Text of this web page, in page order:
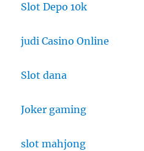
Slot Depo 10k
judi Casino Online
Slot dana
Joker gaming
slot mahjong